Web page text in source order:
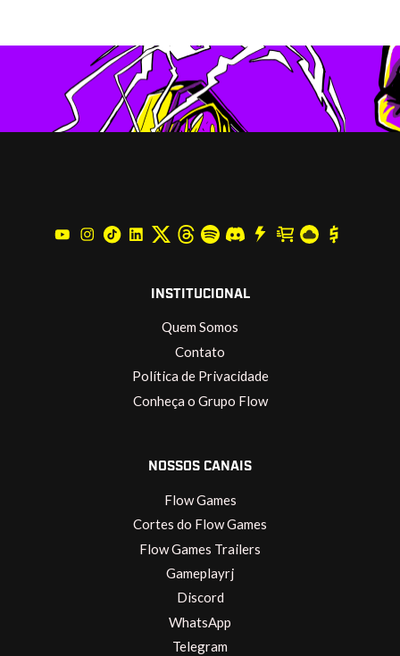
INSTITUCIONAL
Quem Somos
Contato
Política de Privacidade
Conheça o Grupo Flow
NOSSOS CANAIS
Flow Games
Cortes do Flow Games
Flow Games Trailers
Gameplayrj
Discord
WhatsApp
Telegram